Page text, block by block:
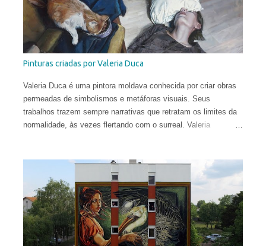
Pinturas criadas por Valeria Duca
Valeria Duca é uma pintora moldava conhecida por criar obras
permeadas de simbolismos e metáforas visuais. Seus
trabalhos trazem sempre narrativas que retratam os limites da
normalidade, às vezes flertando com o surreal. Valeria
apenas 12 anos. Aos 17, mudou-se para o Reino Unido, onde
estudou História da Arte na Universidade de St Andrews.
Depois de viver e pintar profissionalmente por alguns anos em
Oslo, Noruega, recentemente ela mudou-se para Washington
DC. Suas obras circulam o planeta e integram as coleções
permanentes de vários museus do Leste Europeu.